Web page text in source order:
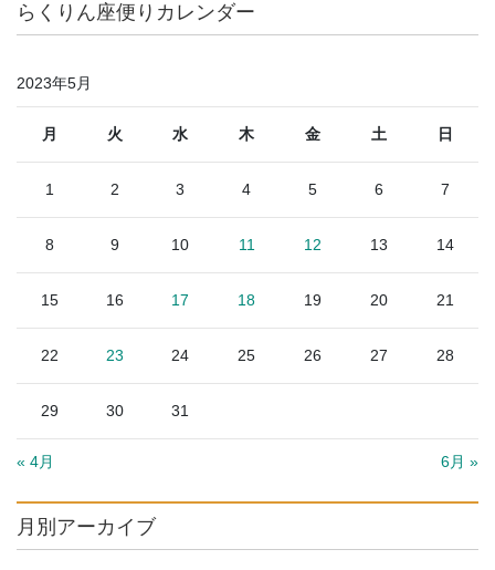
らくりん座便りカレンダー
2023年5月
月 火 水 木 金 土 日
1 2 3 4 5 6 7
8 9 10 11 12 13 14
15 16 17 18 19 20 21
22 23 24 25 26 27 28
29 30 31
« 4月 6月 »
月別アーカイブ